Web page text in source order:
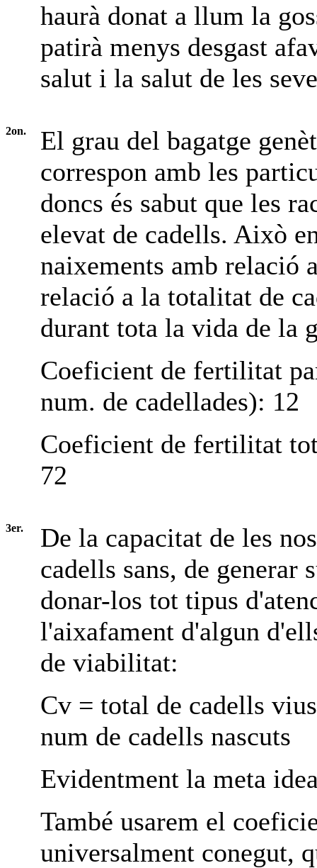
haurà donat a llum la
patirà menys desgast
salut i la salut de les
2on.
El grau del bagatge
correspon amb les
doncs és sabut que les
elevat de cadells. Això
naixements amb relació
relació a la totalitat de
durant tota la vida de la
Coeficient de fertilitat
num. de cadellades): 12
Coeficient de fertilitat
72
3er.
De la capacitat de les
cadells sans, de
donar-los tot tipus
l'aixafament d'algun
de viabilitat:
Cv = total de cadells
num de cadells nascuts
Evidentment la meta
També usarem el
universalment conegut,